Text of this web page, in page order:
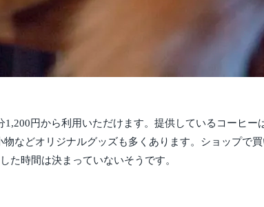
円から利用いただけます。提供しているコーヒ
などオリジナルグッズも多くあります。ショップで
た時間は決まっていないそうです。